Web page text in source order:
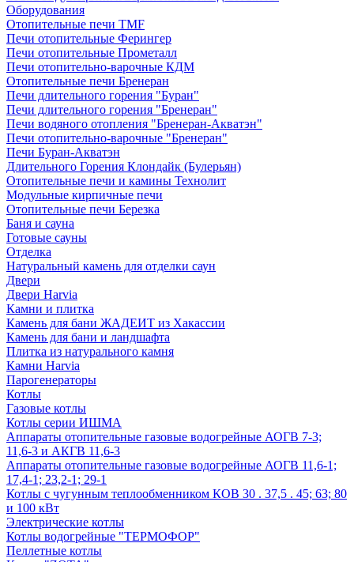
Оборудования
Отопительные печи TMF
Печи отопительные Ферингер
Печи отопительные Прометалл
Печи отопительно-варочные КДМ
Отопительные печи Бренеран
Печи длительного горения "Буран"
Печи длительного горения "Бренеран"
Печи водяного отопления "Бренеран-Акватэн"
Печи отопительно-варочные "Бренеран"
Печи Буран-Акватэн
Длительного Горения Клондайк (Булерьян)
Отопительные печи и камины Технолит
Модульные кирпичные печи
Отопительные печи Березка
Баня и сауна
Готовые сауны
Отделка
Натуральный камень для отделки саун
Двери
Двери Harvia
Камни и плитка
Камень для бани ЖАДЕИТ из Хакассии
Камень для бани и ландшафта
Плитка из натурального камня
Камни Harvia
Парогенераторы
Котлы
Газовые котлы
Котлы серии ИШМА
Аппараты отопительные газовые водогрейные АОГВ 7-3;
11,6-3 и АКГВ 11,6-3
Аппараты отопительные газовые водогрейные АОГВ 11,6-1;
17,4-1; 23,2-1; 29-1
Котлы с чугунным теплообменником КОВ 30 . 37,5 . 45; 63; 80
и 100 кВт
Электрические котлы
Котлы водогрейные "ТЕРМОФОР"
Пеллетные котлы